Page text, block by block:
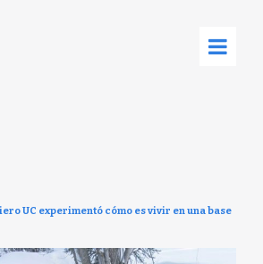
UC experimentó cómo es vivir en una base